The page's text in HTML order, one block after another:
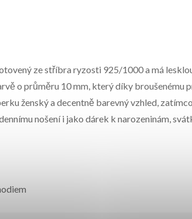
ze stříbra ryzosti 925/1000 a má
o průměru 10 mm, který díky
ženský a decentně barevný vzhled,
nošení i jako dárek k narozeninám,